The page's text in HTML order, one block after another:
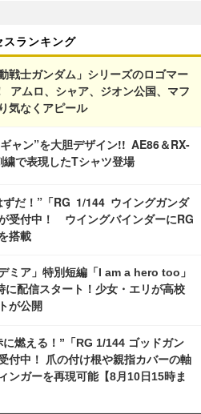
スランキング
戦士ガンダム」シリーズのロゴマー
アムロ、シャア、ジオン公国、マフ
気なくアピール
ギャン”を大胆デザイン!! AE86＆RX-
で表現したTシャツ登場
ずだ！”「RG 1/144 ウイングガンダ
受付中！ ウイングバインダーにRG
搭載
ミア」特別短編「I am a hero too」
に配信スタート！少女・エリが高校
が公開
燃える！”「RG 1/144 ゴッドガン
付中！ 爪の付け根や親指カバーの軸
ンガーを再現可能【8月10日15時ま